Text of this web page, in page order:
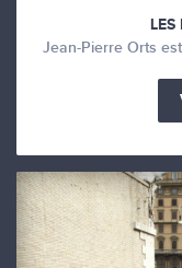
LES
Jean-Pierre Orts